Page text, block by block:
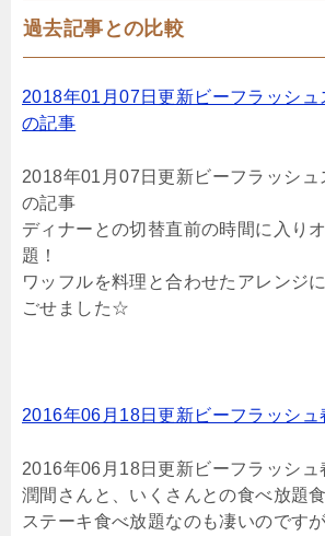
過去記事との比較
2018年01月07日更新ビーフラッシ
の記事
2018年01月07日更新ビーフラッシ
の記事
ディナーとの切替直前の時間に入り
題！
ワッフルを料理と合わせたアレンジ
ごせました☆
2016年06月18日更新ビーフラッシュ
2016年06月18日更新ビーフラッシュ
潤間さんと、いくさんとの食べ放題食
ステーキ食べ放題なのも凄いのです